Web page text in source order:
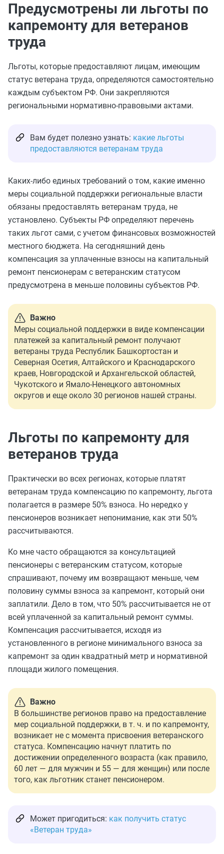
Предусмотрены ли льготы по
капремонту для ветеранов
труда
Льготы, которые предоставляют лицам, имеющим
статус ветерана труда, определяются самостоятельно
каждым субъектом РФ. Они закрепляются
региональными нормативно-правовыми актами.
Вам будет полезно узнать: какие льготы
предоставляются ветеранам труда
Каких-либо единых требований о том, какие именно
меры социальной поддержки региональные власти
обязаны предоставлять ветеранам труда, не
установлено. Субъекты РФ определяют перечень
таких льгот сами, с учетом финансовых возможностей
местного бюджета. На сегодняшний день
компенсация за уплаченные взносы на капитальный
ремонт пенсионерам с ветеранским статусом
предусмотрена в меньше половины субъектов РФ.
Важно
Меры социальной поддержки в виде компенсации
платежей за капитальный ремонт получают
ветераны труда Республик Башкортостан и
Северная Осетия, Алтайского и Краснодарского
краев, Новгородской и Архангельской областей,
Чукотского и Ямало-Ненецкого автономных
округов и еще около 30 регионов нашей страны.
Льготы по капремонту для
ветеранов труда
Практически во всех регионах, которые платят
ветеранам труда компенсацию по капремонту, льгота
полагается в размере 50% взноса. Но нередко у
пенсионеров возникает непонимание, как эти 50%
рассчитываются.
Ко мне часто обращаются за консультацией
пенсионеры с ветеранским статусом, которые
спрашивают, почему им возвращают меньше, чем
половину суммы взноса за капремонт, который они
заплатили. Дело в том, что 50% рассчитывается не от
всей уплаченной за капитальный ремонт суммы.
Компенсация рассчитывается, исходя из
установленного в регионе минимального взноса за
капремонт за один квадратный метр и нормативной
площади жилого помещения.
Важно
В большинстве регионов право на предоставление
мер социальной поддержки, в т. ч. и по капремонту,
возникает не с момента присвоения ветеранского
статуса. Компенсацию начнут платить по
достижении определенного возраста (как правило,
60 лет — для мужчин и 55 — для женщин) или после
того, как льготник станет пенсионером.
Может пригодиться: как получить статус
«Ветеран труда»